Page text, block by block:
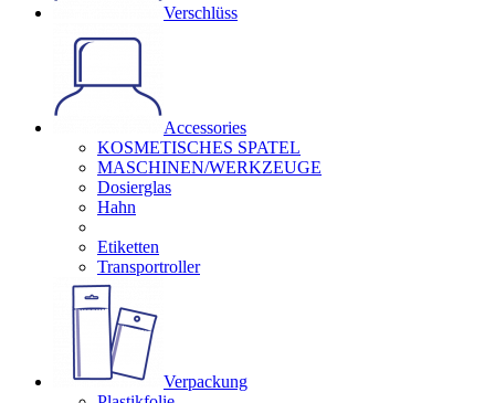
Verschlüss
Accessories
KOSMETISCHES SPATEL
MASCHINEN/WERKZEUGE
Dosierglas
Hahn
Etiketten
Transportroller
Verpackung